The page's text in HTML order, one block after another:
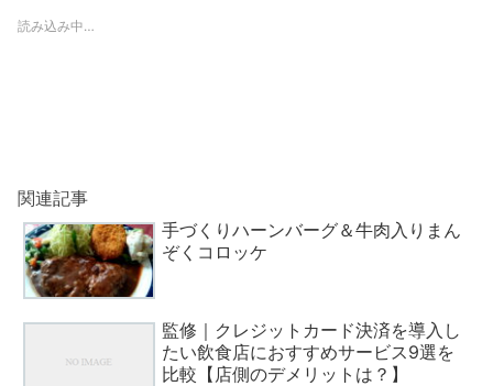
読み込み中…
関連記事
手づくりハーンバーグ＆牛肉入りまん
ぞくコロッケ
監修｜クレジットカード決済を導入し
たい飲食店におすすめサービス9選を
比較【店側のデメリットは？】